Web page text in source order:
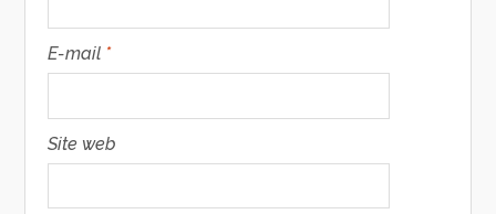
E-mail *
Site web